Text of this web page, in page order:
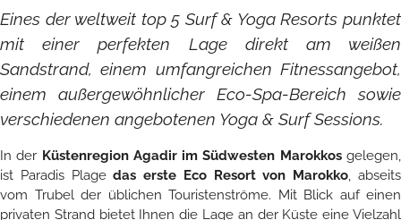
Eines der weltweit top 5 Surf & Yoga Resorts punktet
mit einer perfekten Lage direkt am weißen
Sandstrand, einem umfangreichen Fitnessangebot,
einem außergewöhnlicher Eco-Spa-Bereich sowie
verschiedenen angebotenen Yoga & Surf Sessions.
In der Küstenregion Agadir im Südwesten Marokkosgelegen,
ist Paradis Plagedas erste Eco Resort von Marokko, abseits
vom Trubel der üblichen Touristenströme. Mit Blick auf einen
privaten Strand bietet Ihnen die Lage an der Küste eine Vielzahl